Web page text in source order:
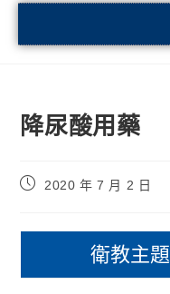
降尿酸用藥
2020 年 7 月 2 日
衛教主題